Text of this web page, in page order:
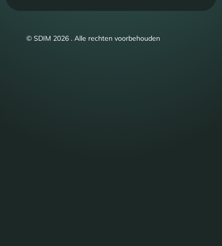
© SDIM 2026 . Alle rechten voorbehouden